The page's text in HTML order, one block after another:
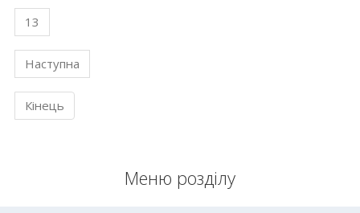
Меню розділу
13
Наступна
Кінець